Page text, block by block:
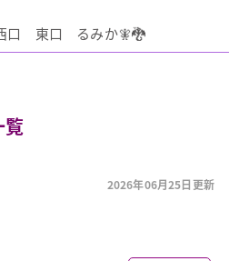
口 東口 るみか🧚🐉
2026年06月25日更新